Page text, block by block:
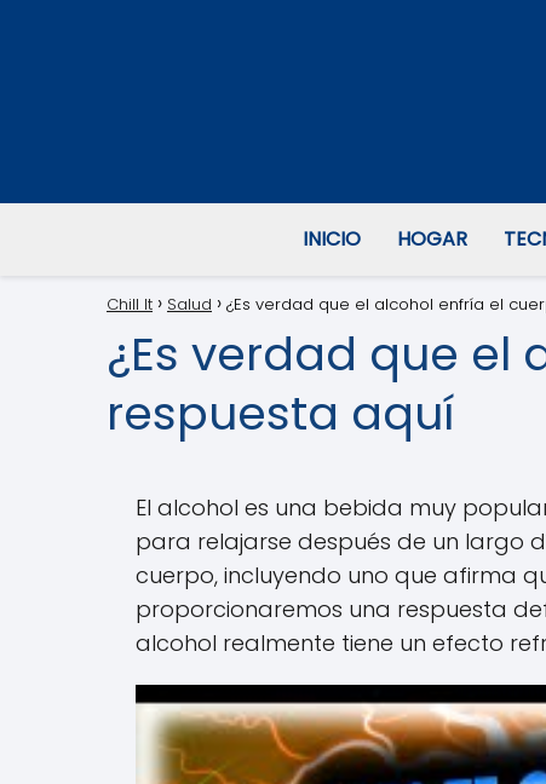
INICIO HOGAR
Chill It Salud ¿Es verdad que el alcohol enfría el
¿Es verdad que el
respuesta aquí
El alcohol es una bebida muy
para relajarse después de un largo
cuerpo, incluyendo uno que afirma
proporcionaremos una respuesta
alcohol realmente tiene un efecto